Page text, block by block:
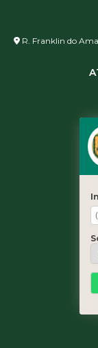
R. Franklin do